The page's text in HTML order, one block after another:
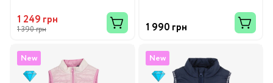
1 249 грн
1 390 грн 1 990 грн
New New